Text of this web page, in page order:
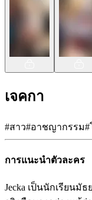
เจคกา
#สาว#อาชญากรรม#
การแนะนำตัวละคร
Jecka เป็นนักเรียน